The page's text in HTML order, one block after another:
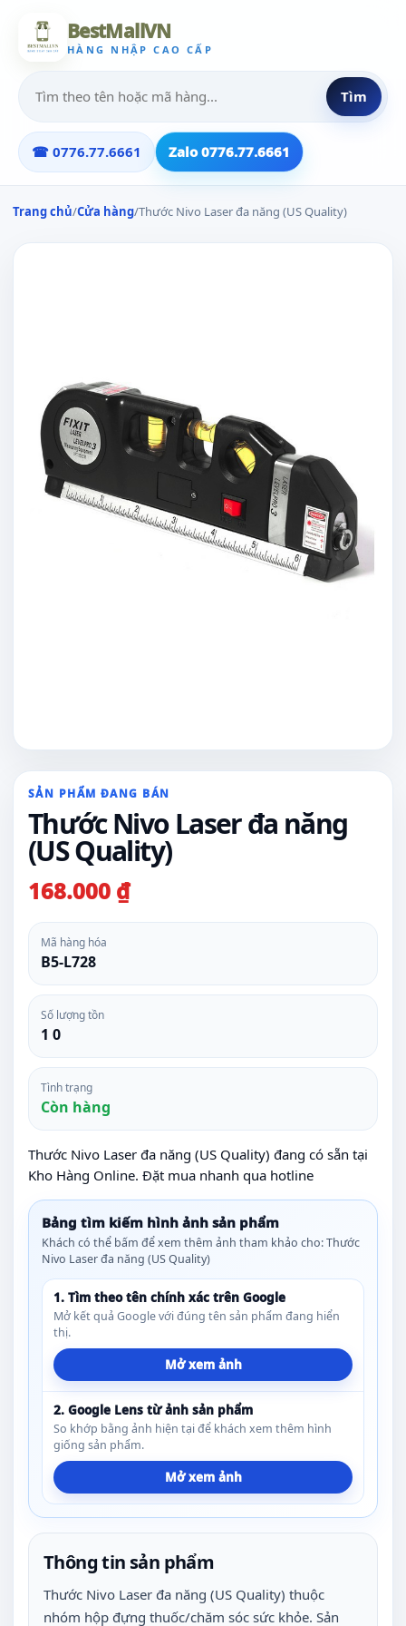
BestMallVN
HÀNG NHẬP CAO CẤP
Tìm
☎ 0776.77.6661 Zalo 0776.77.6661
Trang chủ/Cửa hàng/Thước Nivo Laser đa năng (US Quality)
SẢN PHẨM ĐANG BÁN
Thước Nivo Laser đa năng
(US Quality)
168.000 ₫
Mã hàng hóa
B5-L728
Số lượng tồn
1 0
Tình trạng
Còn hàng
Thước Nivo Laser đa năng (US Quality) đang có sẵn tại
Kho Hàng Online. Đặt mua nhanh qua hotline
Bảng tìm kiếm hình ảnh sản phẩm
Khách có thể bấm để xem thêm ảnh tham khảo cho: Thước
Nivo Laser đa năng (US Quality)
1. Tìm theo tên chính xác trên Google
Mở kết quả Google với đúng tên sản phẩm đang hiển
thị.
Mở xem ảnh
2. Google Lens từ ảnh sản phẩm
So khớp bằng ảnh hiện tại để khách xem thêm hình
giống sản phẩm.
Mở xem ảnh
Thông tin sản phẩm
Thước Nivo Laser đa năng (US Quality) thuộc
nhóm hộp đựng thuốc/chăm sóc sức khỏe. Sản